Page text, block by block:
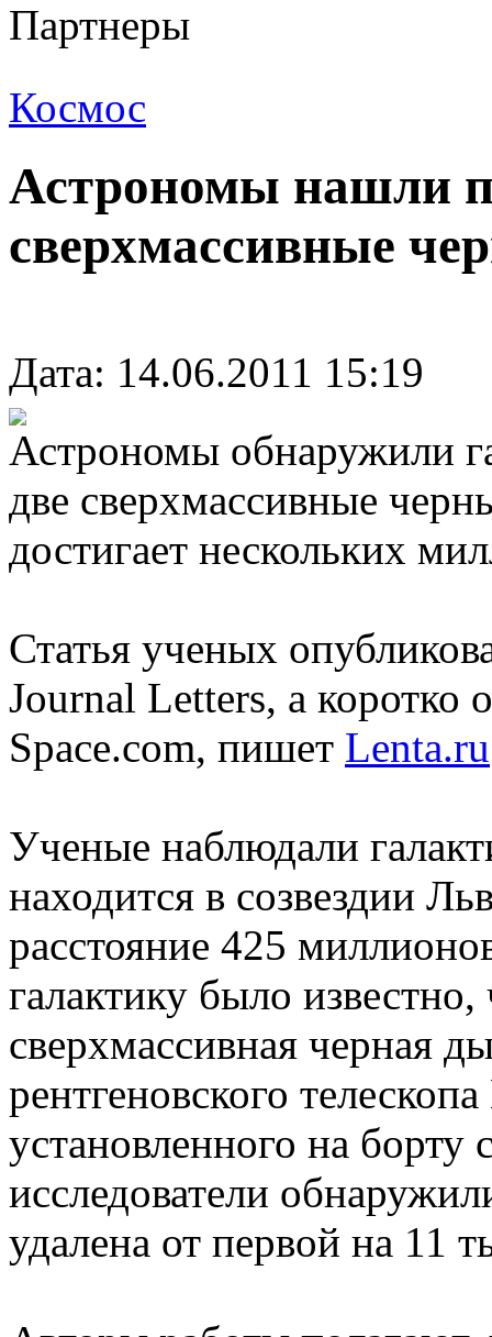
Партнеры
Космос
Астрономы нашли
сверхмассивные
Дата: 14.06.2011 15:19
Астрономы обнаружили
две сверхмассивные
достигает нескольких
Статья ученых
Journal Letters, а коротко
Space.com, пишет Lenta.ru
Ученые наблюдали
находится в созвездии
расстояние 425
галактику было
сверхмассивная черная
рентгеновского
установленного на
исследователи
удалена от первой на 11